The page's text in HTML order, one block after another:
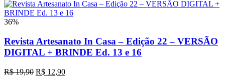
36%
Revista Artesanato In Casa – Edição 22 – VERSÃO
DIGITAL + BRINDE Ed. 13 e 16
R$19,90 O
R$ 12,90O